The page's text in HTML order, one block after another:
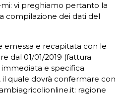
vi preghiamo pertanto la
compilazione dei dati del
emessa e recapitata con le
dal 01/01/2019 (fattura
e specifica
quale dovrà confermare con
ragione